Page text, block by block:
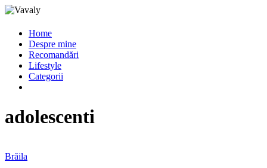
Home
Despre mine
Recomandări
Lifestyle
Categorii
adolescenti
Brăila